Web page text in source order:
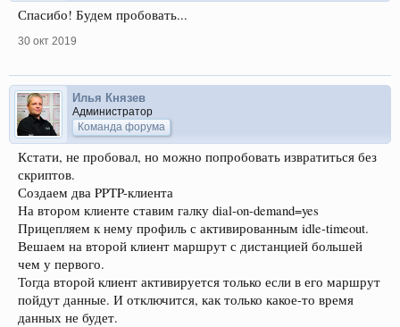
Спасибо! Будем пробовать...
30 окт 2019
Илья Князев
Администратор
Команда форума
Кстати, не пробовал, но можно попробовать извратиться без
скриптов.
Создаем два PPTP-клиента
На втором клиенте ставим галку dial-on-demand=yes
Прицепляем к нему профиль с активированным idle-timeout.
Вешаем на второй клиент маршрут с дистанцией большей
чем у первого.
Тогда второй клиент активируется только если в его маршрут
пойдут данные. И отключится, как только какое-то время
данных не будет.